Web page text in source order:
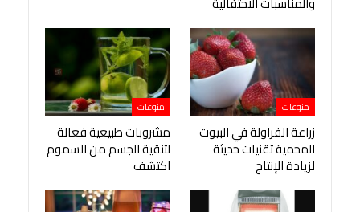
منوعات
زراعة الفراولة في البيوت
المحمية تقنيات حديثة
لزيادة الإنتاج
منوعات
مشروبات طبيعية فعالة
لتنقية الجسم من السموم
اكتشف